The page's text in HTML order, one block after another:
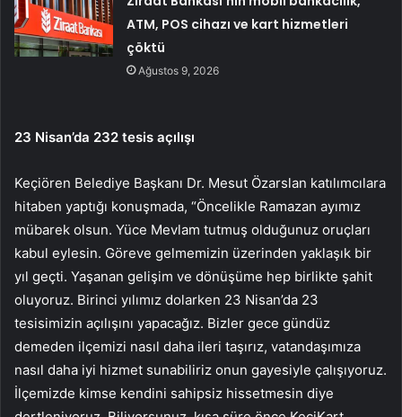
ATM, POS cihazı ve kart hizmetleri
çöktü
Ağustos 9, 2026
23 Nisan’da 232 tesis açılışı
Keçiören Belediye Başkanı Dr. Mesut Özarslan katılımcılara
hitaben yaptığı konuşmada, “Öncelikle Ramazan ayımız
mübarek olsun. Yüce Mevlam tutmuş olduğunuz oruçları
kabul eylesin. Göreve gelmemizin üzerinden yaklaşık bir
yıl geçti. Yaşanan gelişim ve dönüşüme hep birlikte şahit
oluyoruz. Birinci yılımız dolarken 23 Nisan’da 23
tesisimizin açılışını yapacağız. Bizler gece gündüz
demeden ilçemizi nasıl daha ileri taşırız, vatandaşımıza
nasıl daha iyi hizmet sunabiliriz onun gayesiyle çalışıyoruz.
İlçemizde kimse kendini sahipsiz hissetmesin diye